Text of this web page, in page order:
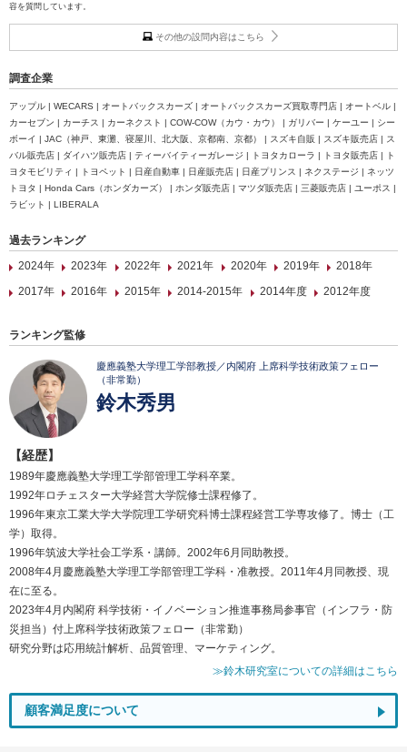
容を質問しています。
その他の設問内容はこちら
調査企業
アップル | WECARS | オートバックスカーズ | オートバックスカーズ買取専門店 | オートベル |
カーセブン | カーチス | カーネクスト | COW-COW（カウ・カウ） | ガリバー | ケーユー | シー
ボーイ | JAC（神戸、東灘、寝屋川、北大阪、京都南、京都） | スズキ自販 | スズキ販売店 | ス
バル販売店 | ダイハツ販売店 | ティーバイティーガレージ | トヨタカローラ | トヨタ販売店 | ト
ヨタモビリティ | トヨペット | 日産自動車 | 日産販売店 | 日産プリンス | ネクステージ | ネッツ
トヨタ | Honda Cars（ホンダカーズ） | ホンダ販売店 | マツダ販売店 | 三菱販売店 | ユーポス |
ラビット | LIBERALA
過去ランキング
2024年
2023年 2022年 2021年 2020年 2019年
2018年
2017年
2016年 2015年 2014-2015年 2014年度 2012年度
ランキング監修
慶應義塾大学理工学部教授／内閣府 上席科学技術政策フェロー
（非常勤）
鈴木秀男
【経歴】
1989年慶應義塾大学理工学部管理工学科卒業。
1992年ロチェスター大学経営大学院修士課程修了。
1996年東京工業大学大学院理工学研究科博士課程経営工学専攻修了。博士（工
学）取得。
1996年筑波大学社会工学系・講師。2002年6月同助教授。
2008年4月慶應義塾大学理工学部管理工学科・准教授。2011年4月同教授、現
在に至る。
2023年4月内閣府 科学技術・イノベーション推進事務局参事官（インフラ・防
災担当）付上席科学技術政策フェロー（非常勤）
研究分野は応用統計解析、品質管理、マーケティング。
≫鈴木研究室についての詳細はこちら
顧客満足度について